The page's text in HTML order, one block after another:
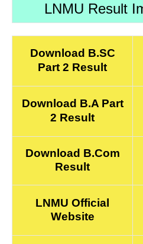
LNMU Result
Download B.SC
Part 2 Result
Download B.A Part
2 Result
Download B.Com
Result
LNMU Official
Website